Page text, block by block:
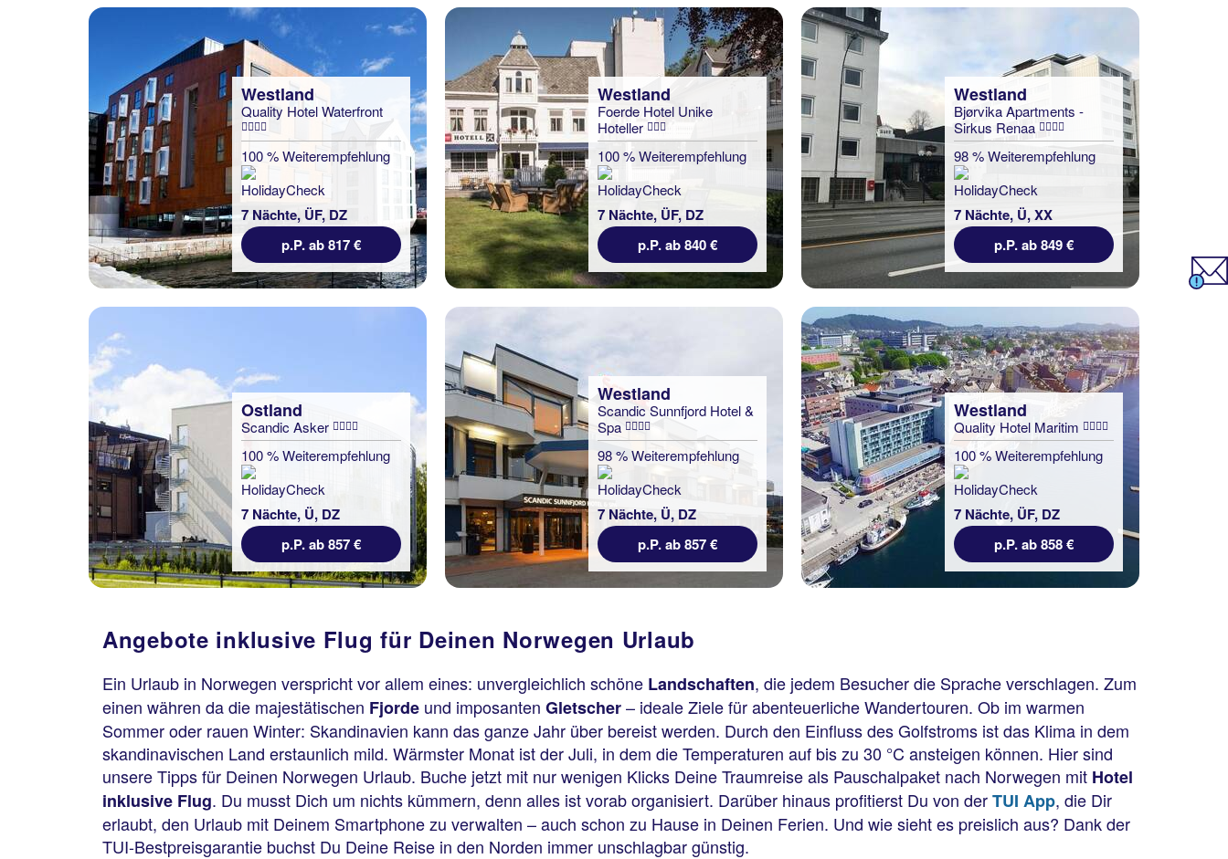
Westland
Quality Hotel Waterfront
100 % Weiterempfehlung
7 Nächte, ÜF, DZ
p.P. ab 817 €
Westland
Foerde Hotel Unike
Hoteller
100 % Weiterempfehlung
7 Nächte, ÜF, DZ
p.P. ab 840 €
Westland
Bjørvika Apartments -
Sirkus Renaa
98 % Weiterempfehlung
7 Nächte, Ü, XX
p.P. ab 849 €
Ostland
Scandic Asker
100 % Weiterempfehlung
7 Nächte, Ü, DZ
p.P. ab 857 €
Westland
Scandic Sunnfjord Hotel &
Spa
98 % Weiterempfehlung
7 Nächte, Ü, DZ
p.P. ab 857 €
Westland
Quality Hotel Maritim
100 % Weiterempfehlung
7 Nächte, ÜF, DZ
p.P. ab 858 €
Angebote inklusive Flug für Deinen Norwegen Urlaub
Ein Urlaub in Norwegen verspricht vor allem eines: unvergleichlich schöne Landschaften, die jedem Besucher die Sprache verschlagen. Zum
einen währen da die majestätischen Fjorde und imposanten Gletscher– ideale Ziele für abenteuerliche Wandertouren. Ob im warmen
Sommer oder rauen Winter: Skandinavien kann das ganze Jahr über bereist werden. Durch den Einfluss des Golfstroms ist das Klima in dem
skandinavischen Land erstaunlich mild. Wärmster Monat ist der Juli, in dem die Temperaturen auf bis zu 30 °C ansteigen können. Hier sind
unsere Tipps für Deinen Norwegen Urlaub. Buche jetzt mit nur wenigen Klicks Deine Traumreise als Pauschalpaket nach Norwegen mit Hotel
inklusive Flug. Du musst Dich um nichts kümmern, denn alles ist vorab organisiert. Darüber hinaus profitierst Du von derTUI App, die Dir
erlaubt, den Urlaub mit Deinem Smartphone zu verwalten – auch schon zu Hause in Deinen Ferien. Und wie sieht es preislich aus? Dank der
TUI-Bestpreisgarantie buchst Du Deine Reise in den Norden immer unschlagbar günstig.